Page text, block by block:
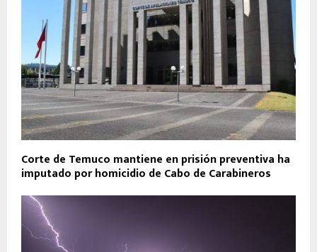
Corte de Temuco mantiene en prisión preventiva ha
imputado por homicidio de Cabo de Carabineros